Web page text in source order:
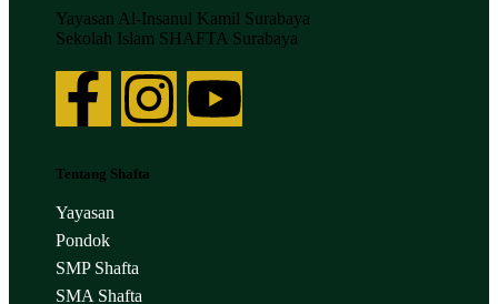
Yayasan Al-Insanul Kamil Surabaya
Sekolah Islam SHAFTA Surabaya
Tentang Shafta
Yayasan
Pondok
SMP Shafta
SMA Shafta